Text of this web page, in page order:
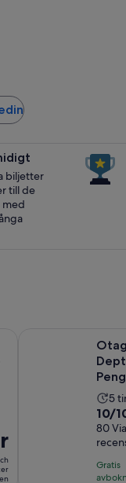
biljetter
till de
med
är
5
5
10.0
av
10
med
80
10/
80
Gratis